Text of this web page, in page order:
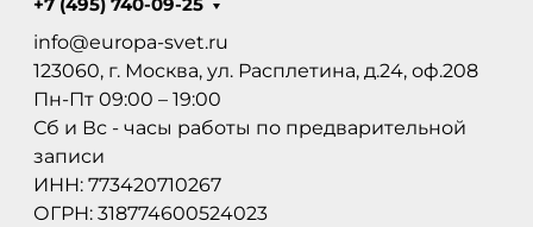
+7 (495) 740-09-25
info@europa-svet.ru
123060, г. Москва, ул. Расплетина, д.24, оф.208
Пн-Пт 09:00 – 19:00
Сб и Вс - часы работы по предварительной
записи
ИНН: 773420710267
ОГРН: 318774600524023